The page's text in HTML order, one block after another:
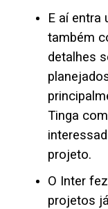
E aí entra
também
detalhes
Tinga
projeto.
O Inter
projetos